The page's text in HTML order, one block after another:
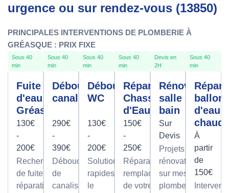
urgence ou sur rendez-vous (13850)
PRINCIPALES INTERVENTIONS DE PLOMBERIE À
GRÉASQUE : PRIX FIXE
Sous 40
min
Fuite
d'eau
Gréasque
130€
-
200€
Recherche
de fuite et
réparation
Sous 40
min
Débouchage
canalisation
290€
-
390€
Débouchage
de
canalisation
Sous 40
min
Débouchage
WC
130€
-
200€
Solutions
rapides pour
le
Sous 40
min
Réparation
Chasse
d'Eau
150€
-
250€
Réparation et
remplacement
de votre
Devis en
2H
Rénovation
salle de
bain
Sur
Devis
Projets de
rénovation
sur mesure
plomberie
Sous 40
min
ballon
d'eau
À
partir
de
150€